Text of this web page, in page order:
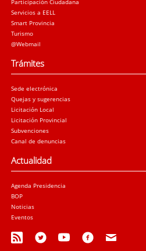
Servicios a EELL
Smart Provincia
Turismo
@Webmail
Trámites
Sede electrónica
Quejas y sugerencias
Licitación Local
Licitación Provincial
Subvenciones
Canal de denuncias
Actualidad
Agenda Presidencia
BOP
Noticias
Eventos